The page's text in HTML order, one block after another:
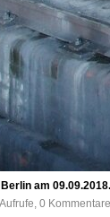
am
0 Kommentare